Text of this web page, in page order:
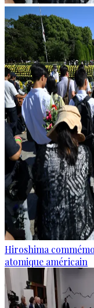
Hiroshima
atomique américain